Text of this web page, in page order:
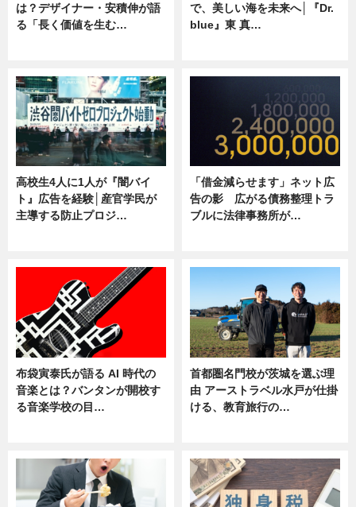
は？デザイナー・安積伸が語
る「長く価値を生む…
で、美しい海を未来へ│『Dr.
blue』東 真…
高校生4人に1人が『闇バイ
ト』広告を経験│産官学民が
主導する防止プロジ…
「借金減らせます」ネット広
告の影 広がる債務整理トラ
ブルに法律事務所が…
布袋寅泰氏が語る AI 時代の
音楽とは？バンタンが開校す
る音楽学校の目…
首都圏名門校が茨城を選ぶ理
由 アーストラベル水戸が仕掛
ける、教育旅行の…